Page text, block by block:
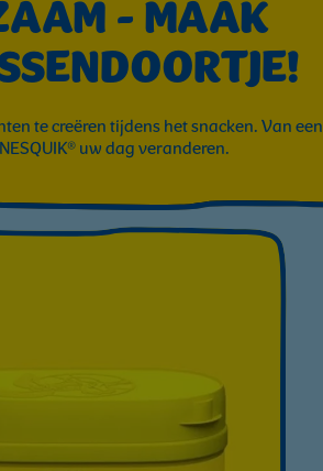
- MAAK
te creëren tijdens het snacken. Van een
uw dag veranderen.